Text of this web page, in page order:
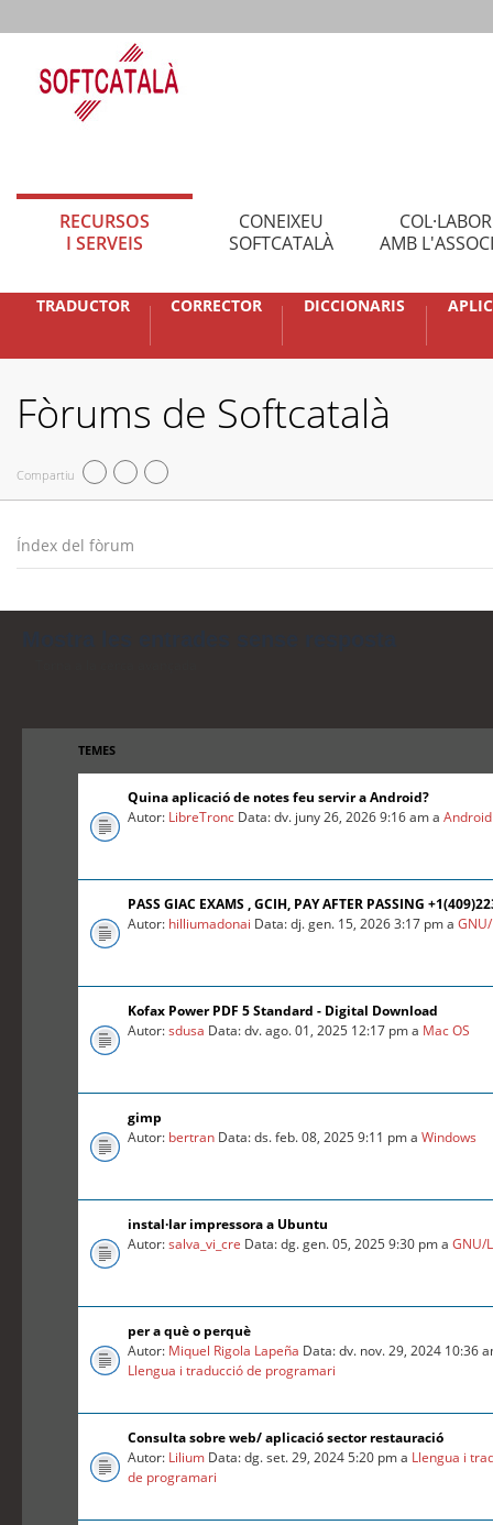
RECURSOS
I SERVEIS
CONEIXEU
SOFTCATALÀ
AMB
TRADUCTOR CORRECTOR DICCIONARIS
Fòrums de Softcatalà
Compartiu
Índex del fòrum
TEMES
Quina aplicació de notes feu servir a Android?
Autor: LibreTronc Data: dv. juny 26, 2026 9:16 am aAndroid
PASS GIAC EXAMS , GCIH, PAY AFTER PASSING
Autor: hilliumadonai Data: dj. gen. 15, 2026 3:17 pm a
Kofax Power PDF 5 Standard - Digital Download
Autor:sdusa Data: dv. ago. 01, 2025 12:17 pm a Mac OS
gimp
Autor: bertran Data: ds. feb. 08, 2025 9:11 pm aWindows
instal·lar impressora a Ubuntu
Autor:salva_vi_cre Data: dg. gen. 05, 2025 9:30 pm aGNU/
per a què o perquè
Autor: Miquel Rigola Lapeña Data: dv. nov. 29, 2024 10:36
Llengua i traducció de programari
Consulta sobre web/ aplicació sector restauració
Autor: Lilium Data: dg. set. 29, 2024 5:20 pm a Llengua i
de programari